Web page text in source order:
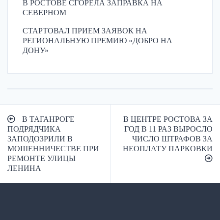
В РОСТОВЕ СГОРЕЛА ЗАПРАВКА НА
СЕВЕРНОМ
СТАРТОВАЛ ПРИЕМ ЗАЯВОК НА
РЕГИОНАЛЬНУЮ ПРЕМИЮ «ДОБРО НА
ДОНУ»
Навигация
по
записям
В ТАГАНРОГЕ
ПОДРЯДЧИКА
ЗАПОДОЗРИЛИ В
МОШЕННИЧЕСТВЕ ПРИ
РЕМОНТЕ УЛИЦЫ
ЛЕНИНА
В ЦЕНТРЕ РОСТОВА ЗА
ГОД В 11 РАЗ ВЫРОСЛО
ЧИСЛО ШТРАФОВ ЗА
НЕОПЛАТУ ПАРКОВКИ